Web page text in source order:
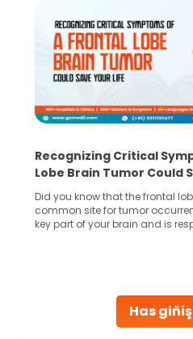
Has
Recognizing Critical
Lobe Brain Tumor Could
Did you know that the frontal
common site for tumor
key part of your brain and is